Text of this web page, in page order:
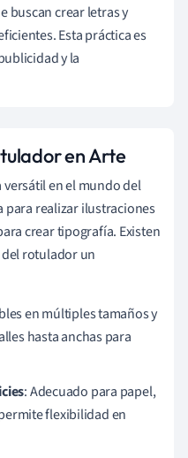
buscan crear letras y
Esta práctica es
y la
en Arte
en el mundo del
para realizar ilustraciones
crear tipografía. Existen
rotulador un
en múltiples tamaños y
hasta anchas para
: Adecuado para papel,
flexibilidad en